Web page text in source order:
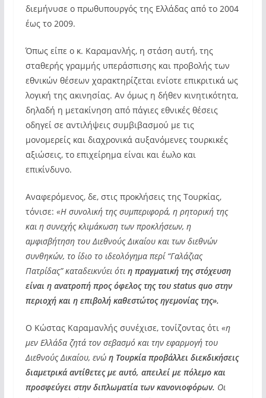
διεμήνυσε ο πρωθυπουργός της Ελλάδας από το 2004
έως το 2009.
Όπως είπε ο κ. Καραμανλής, η στάση αυτή, της
σταθερής γραμμής υπεράσπισης και προβολής των
εθνικών θέσεων χαρακτηρίζεται ενίοτε επικριτικά ως
λογική της ακινησίας. Αν όμως η δήθεν κινητικότητα,
δηλαδή η μετακίνηση από πάγιες εθνικές θέσεις
οδηγεί σε αντιλήψεις συμβιβασμού με τις
μονομερείς και διαχρονικά αυξανόμενες τουρκικές
αξιώσεις, το επιχείρημα είναι και έωλο και
επικίνδυνο.
Αναφερόμενος, δε, στις προκλήσεις της Τουρκίας,
τόνισε: «Η συνολική της συμπεριφορά, η ρητορική της
και η συνεχής κλιμάκωση των προκλήσεων, η
αμφισβήτηση του Διεθνούς Δικαίου και των διεθνών
συνθηκών, το ίδιο το ιδεολόγημα περί “Γαλάζιας
Πατρίδας” καταδεικνύει ότι η πραγματική της στόχευση
είναι η ανατροπή προς όφελος της του status quo στην
περιοχή και η επιβολή καθεστώτος ηγεμονίας της».
Ο Κώστας Καραμανλής συνέχισε, τονίζοντας ότι «η
μεν Ελλάδα ζητά τον σεβασμό και την εφαρμογή του
Διεθνούς Δικαίου, ενώ η Τουρκία προβάλλει διεκδικήσεις
διαμετρικά αντίθετες με αυτό, απειλεί με πόλεμο και
προσφεύγει στην διπλωματία των κανονιοφόρων. Οι